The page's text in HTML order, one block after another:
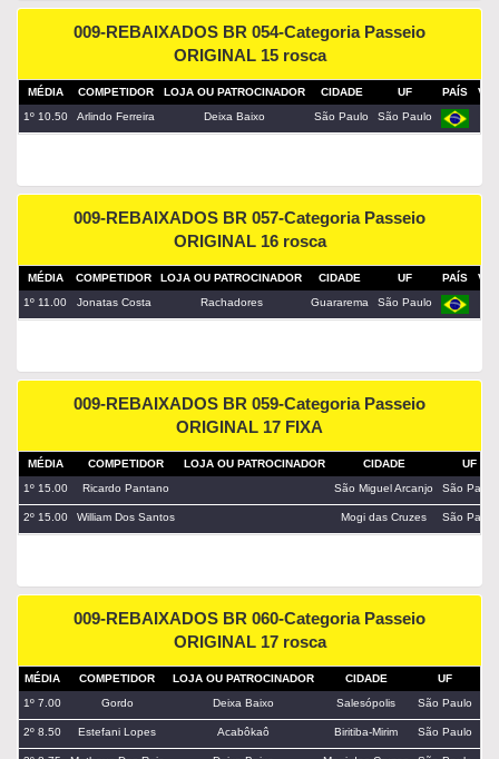
009-REBAIXADOS BR 054-Categoria Passeio
ORIGINAL 15 rosca
MÉDIA COMPETIDOR LOJA OU PATROCINADOR CIDADE UF PAÍS
1º 10.50
Arlindo Ferreira Deixa Baixo São Paulo São Paulo
009-REBAIXADOS BR 057-Categoria Passeio
ORIGINAL 16 rosca
MÉDIA COMPETIDOR LOJA OU PATROCINADOR CIDADE UF PAÍS
1º 11.00
Jonatas Costa Rachadores Guararema São Paulo
009-REBAIXADOS BR 059-Categoria Passeio
ORIGINAL 17 FIXA
MÉDIA COMPETIDOR LOJA OU PATROCINADOR CIDADE
UF
1º 15.00
Ricardo Pantano São Miguel Arcanjo São Paulo
2º 15.00 William Dos Santos Mogi das Cruzes São Paulo
009-REBAIXADOS BR 060-Categoria Passeio
ORIGINAL 17 rosca
MÉDIA COMPETIDOR LOJA OU PATROCINADOR CIDADE UF
1º 7.00
Gordo Deixa Baixo Salesópolis São Paulo
2º 8.50 Estefani Lopes Acabôkaô Biritiba-Mirim São Paulo